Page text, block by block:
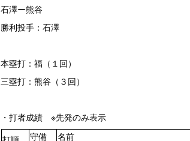
石澤ー熊谷
勝利投手：石澤
本塁打：福（１回）
三塁打：熊谷（３回）
・打者成績 ※先発のみ表示
守備 名前